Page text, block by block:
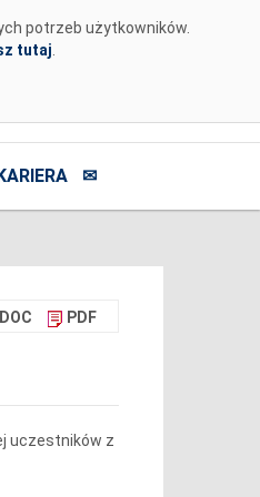
potrzeb użytkowników.
tutaj
✉
DOC PDF
uczestników z